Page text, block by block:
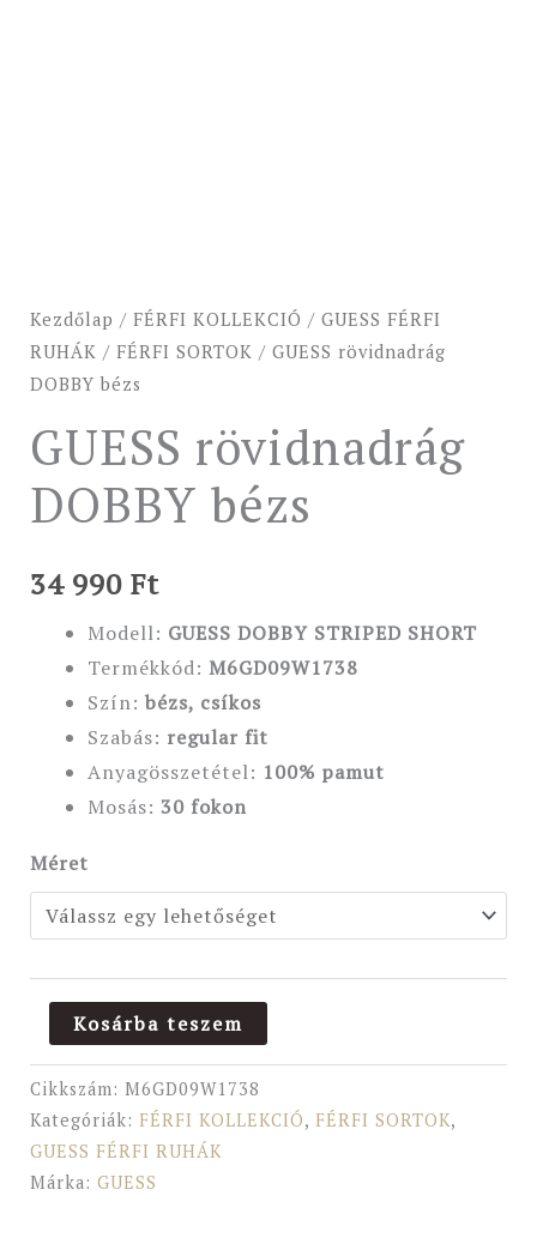
Kezdőlap / FÉRFI KOLLEKCIÓ / GUESS FÉRFI
RUHÁK / FÉRFI SORTOK / GUESS rövidnadrág
DOBBY bézs
GUESS rövidnadrág
DOBBY bézs
34 990 Ft
Modell: GUESS DOBBY STRIPED SHORT
Termékkód: M6GD09W1738
Szín:bézs, csíkos
Szabás: regular fit
Anyagösszetétel: 100% pamut
Mosás: 30 fokon
Méret
Kosárba teszem
Cikkszám: M6GD09W1738
Kategóriák: FÉRFI KOLLEKCIÓ, FÉRFI SORTOK,
GUESS FÉRFI RUHÁK
Márka: GUESS